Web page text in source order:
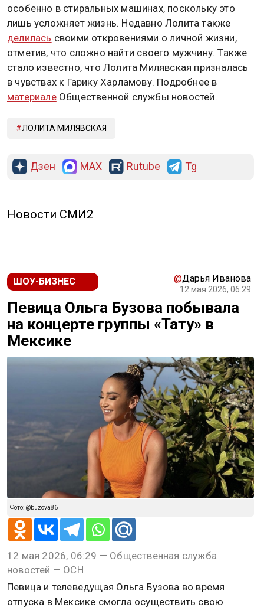
особенно в стиральных машинах, поскольку это
лишь усложняет жизнь. Недавно Лолита также
делилась своими откровениями о личной жизни,
отметив, что сложно найти своего мужчину. Также
стало известно, что Лолита Милявская призналась
в чувствах к Гарику Харламову. Подробнее в
материалеОбщественной службы новостей.
ЛОЛИТА МИЛЯВСКАЯ
Дзен MAX Rutube Tg
Новости СМИ2
ШОУ-БИЗНЕС @Дарья Иванова
12 мая 2026, 06:29
Певица Ольга Бузова побывала
на концерте группы «Тату» в
Мексике
Фото: @buzova86
12 мая 2026, 06:29 — Общественная служба
новостей — ОСН
Певица и телеведущая Ольга Бузова во время
отпуска в Мексике смогла осуществить свою